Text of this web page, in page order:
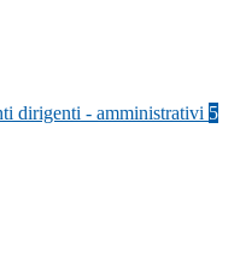
dirigenti - amministrativi 5